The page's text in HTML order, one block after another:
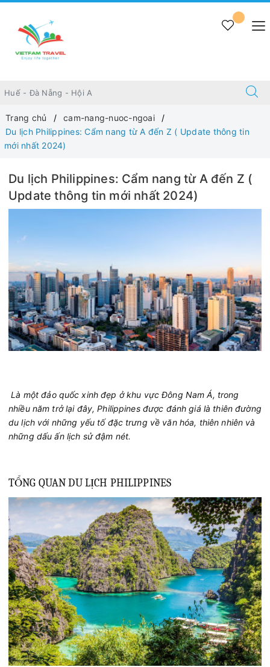
Trang chủ
cam-nang-nuoc-ngoai
Du lịch Philippines: Cẩm nang từ A đến Z ( Update thông tin
mới nhất 2024)
Du lịch Philippines: Cẩm nang từ A đến Z (
Update thông tin mới nhất 2024)
Là một đảo quốc xinh đẹp ở khu vực Đông Nam Á, trong
nhiều năm trở lại đây, Philippines được đánh giá là thiên đường
du lịch với những yếu tố đặc trưng về văn hóa, thiên nhiên và
những dấu ấn lịch sử đậm nét.
TỔNG QUAN DU LỊCH PHILIPPINES